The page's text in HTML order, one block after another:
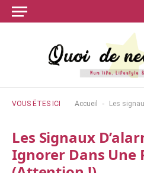
VOUS ÊTES ICI Accueil - Les signaux
Les Signaux
Ignorer Dans Une